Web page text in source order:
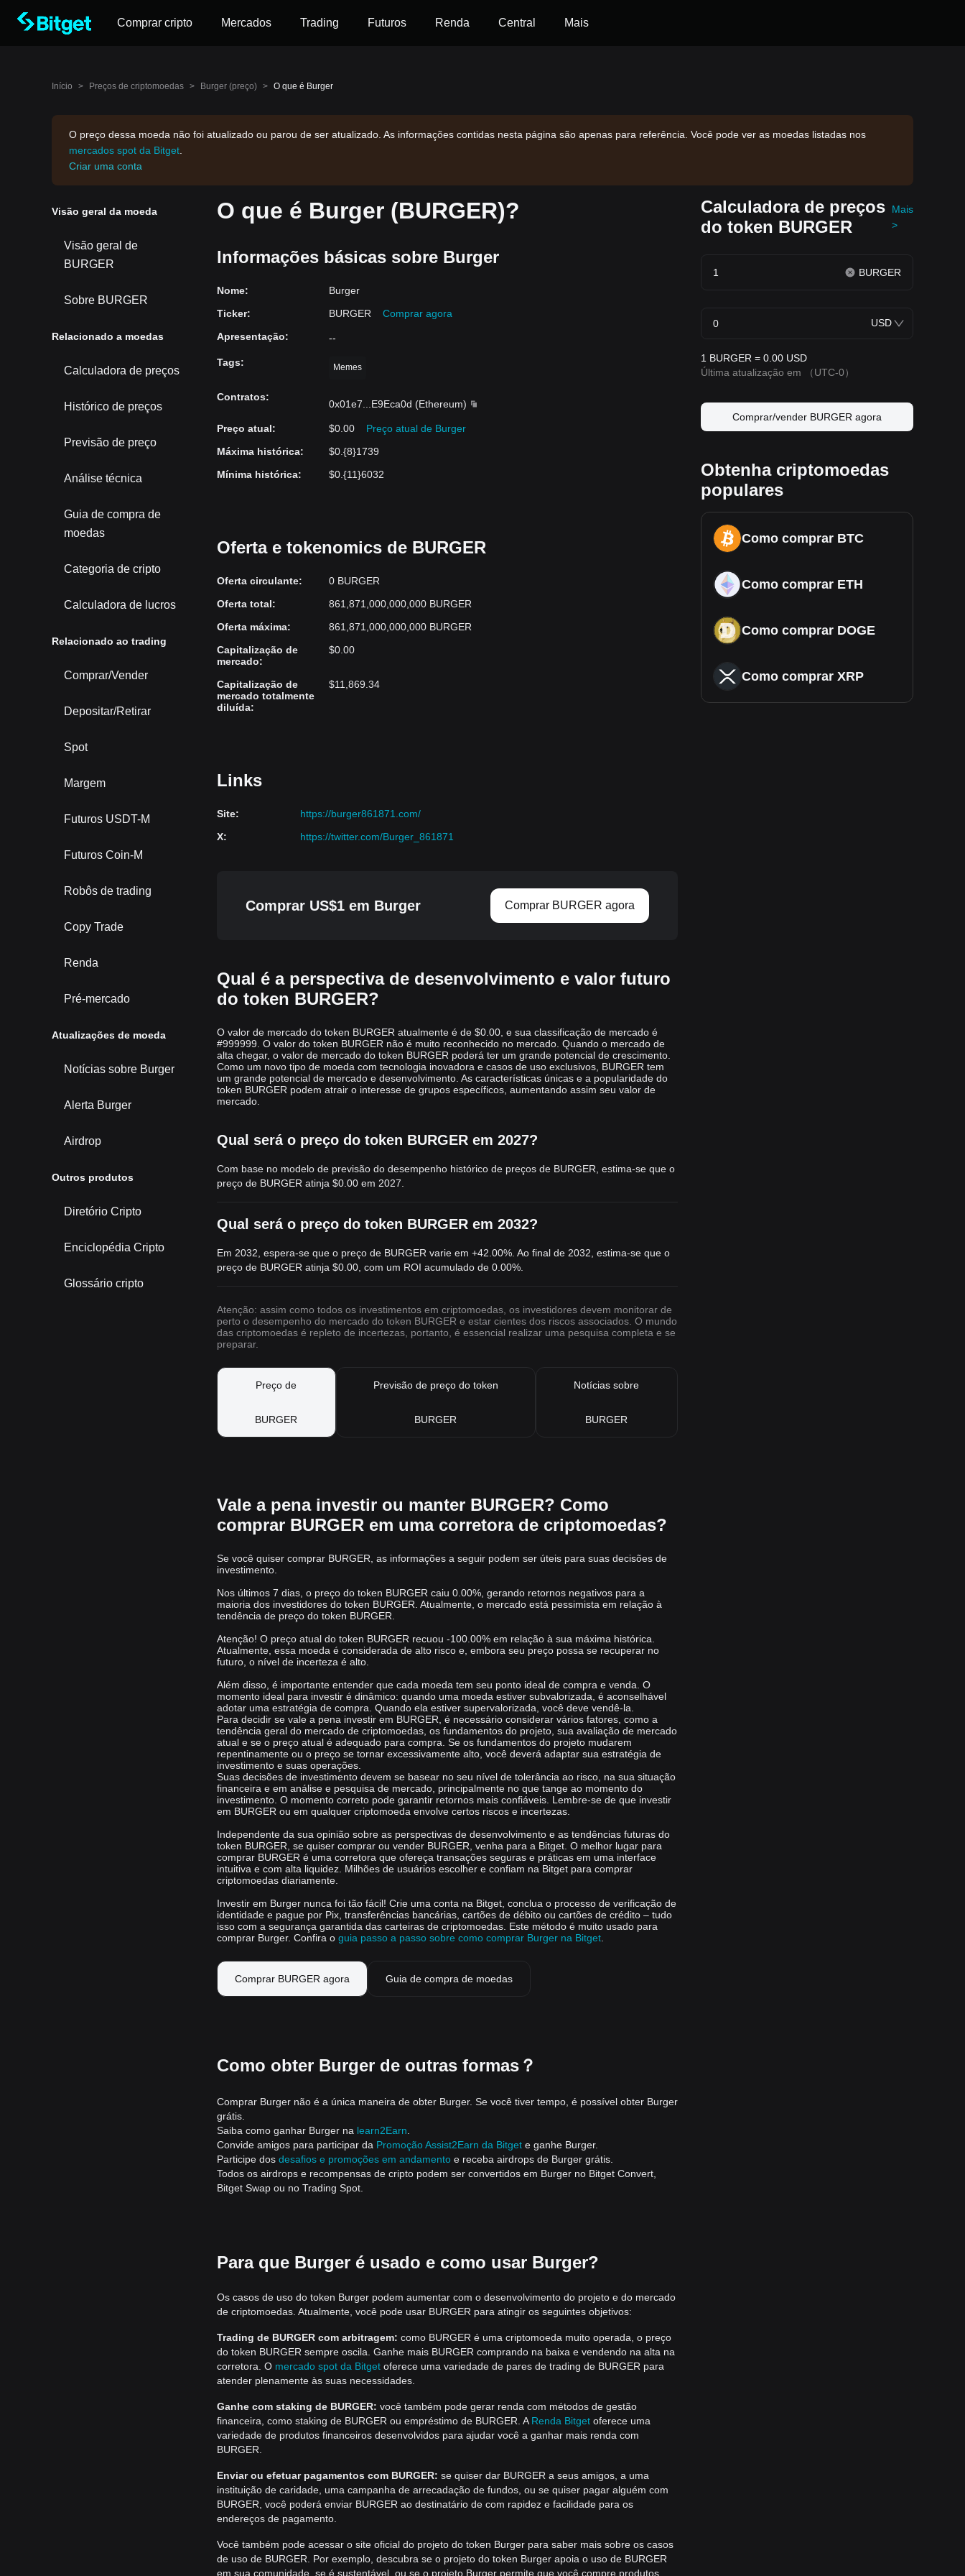
Comprar cripto Mercados Trading Futuros Renda Central Mais
Início > Preços de criptomoedas > Burger (preço) > O que é Burger
O preço dessa moeda não foi atualizado ou parou de ser atualizado. As informações contidas nesta página são apenas para referência. Você pode ver as moedas listadas nos
mercados spot da Bitget
Criar uma conta
Visão geral da moeda
Visão geral de
BURGER
Sobre BURGER
Relacionado a moedas
Calculadora de preços
Histórico de preços
Previsão de preço
Análise técnica
Guia de compra de
moedas
Categoria de cripto
Calculadora de lucros
Relacionado ao trading
Comprar/Vender
Depositar/Retirar
Spot
Margem
Futuros USDT-M
Futuros Coin-M
Robôs de trading
Copy Trade
Renda
Pré-mercado
Atualizações de moeda
Notícias sobre Burger
Alerta Burger
Airdrop
Outros produtos
Diretório Cripto
Enciclopédia Cripto
Glossário cripto
O que é Burger (BURGER)?
Informações básicas sobre Burger
Nome:
Burger
Ticker: BURGER
Comprar agora
Apresentação: --
Tags: Memes
Contratos:
0x01e7 E9Eca0d (Ethereum)
Preço atual: $0.00
Preço atual de Burger
Máxima histórica:
$0.{8}1739
Mínima histórica: $0.{11}6032
Oferta e tokenomics de BURGER
Oferta circulante:
0 BURGER
Oferta total:
861,871,000,000,000 BURGER
Oferta máxima:
861,871,000,000,000 BURGER
Capitalização de
mercado:
$0.00
Capitalização de
mercado totalmente
diluída:
$11,869.34
Links
Site:
https://burger861871.com/
X: https://twitter.com/Burger_861871
Comprar US$1 em Burger Comprar BURGER agora
Qual é a perspectiva de desenvolvimento e valor futuro
do token BURGER?
O valor de mercado do token BURGER atualmente é de $0.00, e sua classificação de mercado é
#999999. O valor do token BURGER não é muito reconhecido no mercado. Quando o mercado de
alta chegar, o valor de mercado do token BURGER poderá ter um grande potencial de crescimento.
Como um novo tipo de moeda com tecnologia inovadora e casos de uso exclusivos, BURGER tem
um grande potencial de mercado e desenvolvimento. As características únicas e a popularidade do
token BURGER podem atrair o interesse de grupos específicos, aumentando assim seu valor de
mercado.
Qual será o preço do token BURGER em 2027?
Com base no modelo de previsão do desempenho histórico de preços de BURGER, estima-se que o
preço de BURGER atinja $0.00 em 2027.
Qual será o preço do token BURGER em 2032?
Em 2032, espera-se que o preço de BURGER varie em +42.00%. Ao final de 2032, estima-se que o
preço de BURGER atinja $0.00 , com um ROI acumulado de 0.00%.
Atenção: assim como todos os investimentos em criptomoedas, os investidores devem monitorar de
perto o desempenho do mercado do token BURGER e estar cientes dos riscos associados. O mundo
das criptomoedas é repleto de incertezas, portanto, é essencial realizar uma pesquisa completa e se
preparar.
Preço de
BURGER
Previsão de preço do token
BURGER
Notícias sobre
BURGER
Vale a pena investir ou manter BURGER? Como
comprar BURGER em uma corretora de criptomoedas?
Se você quiser comprar BURGER, as informações a seguir podem ser úteis para suas decisões de
investimento.
Nos últimos 7 dias, o preço do token BURGER caiu 0.00%, gerando retornos negativos para a
maioria dos investidores do token BURGER. Atualmente, o mercado está pessimista em relação à
tendência de preço do token BURGER.
Atenção! O preço atual do token BURGER recuou -100.00% em relação à sua máxima histórica.
Atualmente, essa moeda é considerada de alto risco e, embora seu preço possa se recuperar no
futuro, o nível de incerteza é alto.
Além disso, é importante entender que cada moeda tem seu ponto ideal de compra e venda. O
momento ideal para investir é dinâmico: quando uma moeda estiver subvalorizada, é aconselhável
adotar uma estratégia de compra. Quando ela estiver supervalorizada, você deve vendê-la.
Para decidir se vale a pena investir em BURGER, é necessário considerar vários fatores, como a
tendência geral do mercado de criptomoedas, os fundamentos do projeto, sua avaliação de mercado
atual e se o preço atual é adequado para compra. Se os fundamentos do projeto mudarem
repentinamente ou o preço se tornar excessivamente alto, você deverá adaptar sua estratégia de
investimento e suas operações.
Suas decisões de investimento devem se basear no seu nível de tolerância ao risco, na sua situação
financeira e em análise e pesquisa de mercado, principalmente no que tange ao momento do
investimento. O momento correto pode garantir retornos mais confiáveis. Lembre-se de que investir
em BURGER ou em qualquer criptomoeda envolve certos riscos e incertezas.
Independente da sua opinião sobre as perspectivas de desenvolvimento e as tendências futuras do
token BURGER, se quiser comprar ou vender BURGER, venha para a Bitget. O melhor lugar para
comprar BURGER é uma corretora que ofereça transações seguras e práticas em uma interface
intuitiva e com alta liquidez. Milhões de usuários escolher e confiam na Bitget para comprar
criptomoedas diariamente.
Investir em Burger nunca foi tão fácil! Crie uma conta na Bitget, conclua o processo de verificação de
identidade e pague por Pix, transferências bancárias, cartões de débito ou cartões de crédito – tudo
isso com a segurança garantida das carteiras de criptomoedas. Este método é muito usado para
comprar Burger. Confira o guia passo a passo sobre como comprar Burger na Bitget
Comprar BURGER agora Guia de compra de moedas
Como obter Burger de outras formas？
Comprar Burger não é a única maneira de obter Burger. Se você tiver tempo, é possível obter Burger
grátis.
Saiba como ganhar Burger na learn2Earn
Convide amigos para participar da Promoção Assist2Earn da Bitget e ganhe Burger.
Participe dos desafios e promoções em andamento e receba airdrops de Burger grátis.
Todos os airdrops e recompensas de cripto podem ser convertidos em Burger no Bitget Convert,
Bitget Swap ou no Trading Spot.
Para que Burger é usado e como usar Burger?
Os casos de uso do token Burger podem aumentar com o desenvolvimento do projeto e do mercado
de criptomoedas. Atualmente, você pode usar BURGER para atingir os seguintes objetivos:
Trading de BURGER com arbitragem: como BURGER é uma criptomoeda muito operada, o preço
do token BURGER sempre oscila. Ganhe mais BURGER comprando na baixa e vendendo na alta na
corretora. O mercado spot da Bitget oferece uma variedade de pares de trading de BURGER para
atender plenamente às suas necessidades.
Ganhe com staking de BURGER: você também pode gerar renda com métodos de gestão
financeira, como staking de BURGER ou empréstimo de BURGER. A Renda Bitget oferece uma
variedade de produtos financeiros desenvolvidos para ajudar você a ganhar mais renda com
BURGER.
Enviar ou efetuar pagamentos com BURGER: se quiser dar BURGER a seus amigos, a uma
instituição de caridade, uma campanha de arrecadação de fundos, ou se quiser pagar alguém com
BURGER, você poderá enviar BURGER ao destinatário de com rapidez e facilidade para os
endereços de pagamento.
Você também pode acessar o site oficial do projeto do token Burger para saber mais sobre os casos
de uso de BURGER. Por exemplo, descubra se o projeto do token Burger apoia o uso de BURGER
em sua comunidade, se é sustentável, ou se o projeto Burger permite que você compre produtos
Calculadora de preços
do token BURGER
Mais
>
BURGER
USD
1 BURGER = 0.00 USD
Última atualização em
（UTC-0）
Comprar/vender BURGER agora
Obtenha criptomoedas
populares
Como comprar BTC
Como comprar ETH
Como comprar DOGE
Como comprar XRP